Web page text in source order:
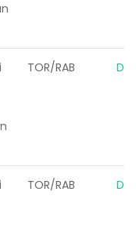
TOR/RAB
TOR/RAB